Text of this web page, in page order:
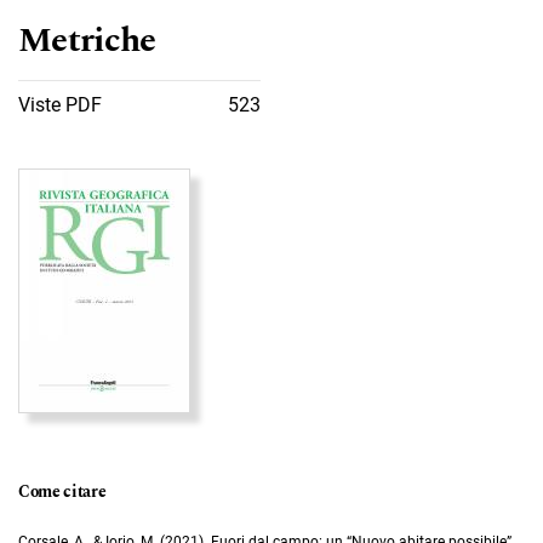
Metriche
Viste PDF 523
Immagine di copertina
Come citare